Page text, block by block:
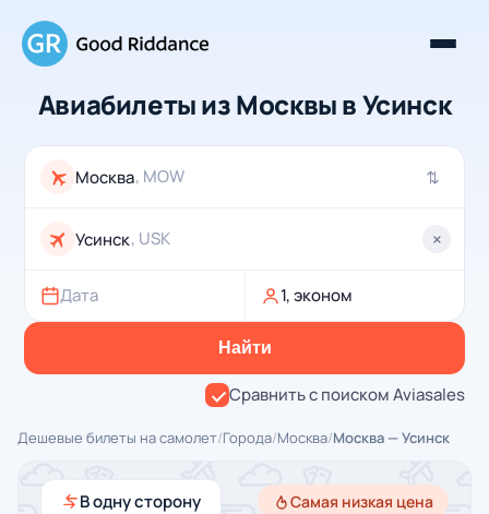
Авиабилеты из Москвы в Усинск
, MOW ⇄
, USK ×
Дата 1, эконом
Найти
Сравнить с поиском Aviasales
Дешевые билеты на самолет/Города/Москва/Москва — Усинск
В одну сторону Самая низкая цена